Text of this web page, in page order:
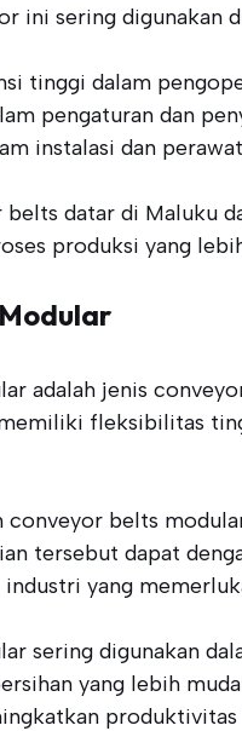
ini sering digunakan
tinggi dalam
pengaturan dan
instalasi dan
belts datar di Maluku
produksi yang
adalah jenis
fleksibilitas
conveyor belts
tersebut dapat
yang
sering digunakan
yang lebih